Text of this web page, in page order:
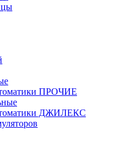
ПРОЧИЕ
ДЖИЛЕКС